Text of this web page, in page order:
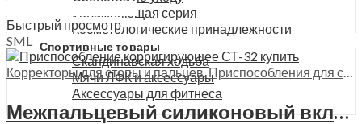
Увлажняющая серия
Косметологические принадлежности
Спортивные товары
Скандинавская ходьба
Мячи ЛФК и аксессуары
Аксессуары для фитнеса
Быстрый просмотр
SML
Корректоры для стопы и пальцев,Приспособления для стопы
Межпальцевый силиконовый вкладыш Trives, СТ-32